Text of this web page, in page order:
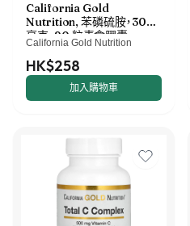
California Gold
Nutrition, 苯磷硫胺，300
毫克，90 粒素食膠囊
California Gold Nutrition
HK$258
加入購物車